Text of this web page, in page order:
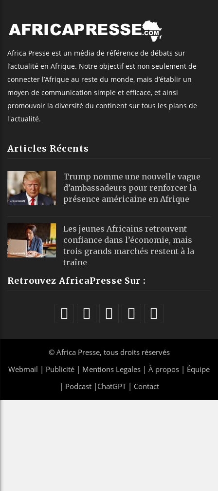
Africa Presse est un média de référence de débats sur
l’actualité en Afrique. Notre objectif est non seulement de
connecter l’Afrique au reste du monde, mais d’établir un
moyen de communication simple et efficace, et ainsi
promouvoir la diversité du continent sur tous les plans de
l'actualité.
Articles Récents
Trump nomme une nouvelle vague
d’ambassadeurs pour renforcer la
présence américaine en Afrique
Les jeunes Africains retrouvent
confiance dans l’économie, mais
trois grands marchés restent à la
traîne
Retrouvez AfricaPresse Sur :
© Africa Presse, tous droits réservés
Webmail | Publicité | Mentions Legales | À propos | Équipe
| Podcast| ChatGPT| Contact